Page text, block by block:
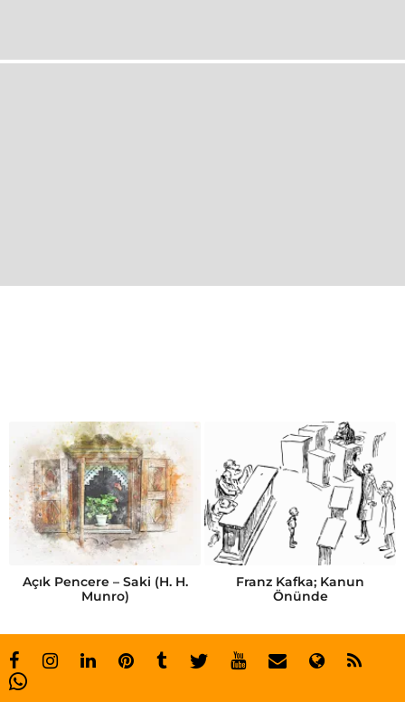
ü
z
Açık Pencere – Saki (H. H.
Munro)
Franz Kafka; Kanun
Önünde